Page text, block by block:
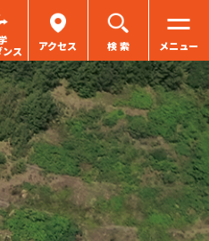
ンス
アクセス 検 索 メニュー